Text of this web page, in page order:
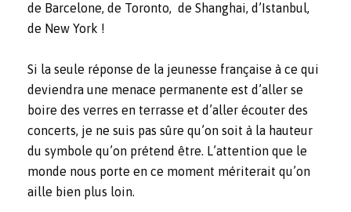
de Barcelone, de Toronto, de Shanghai, d’Istanbul,
de New York !
Si la seule réponse de la jeunesse française à ce qui
deviendra une menace permanente est d’aller se
boire des verres en terrasse et d’aller écouter des
concerts, je ne suis pas sûre qu’on soit à la hauteur
du symbole qu’on prétend être. L’attention que le
monde nous porte en ce moment mériterait qu’on
aille bien plus loin.